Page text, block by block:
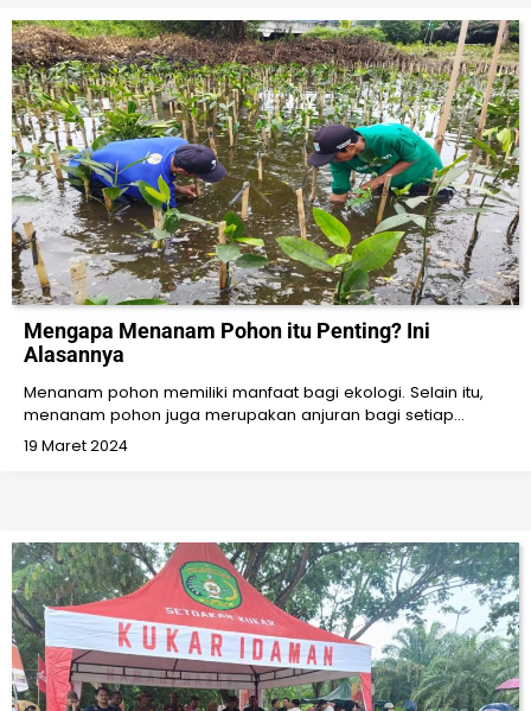
Mengapa Menanam Pohon itu Penting? Ini
Alasannya
Menanam pohon memiliki manfaat bagi ekologi. Selain itu,
menanam pohon juga merupakan anjuran bagi setiap…
19 Maret 2024